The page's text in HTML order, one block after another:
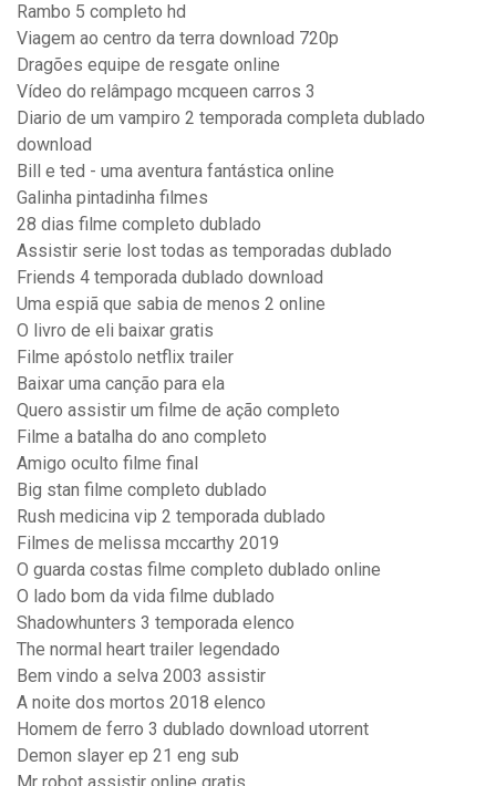
Rambo 5 completo hd
Viagem ao centro da terra download 720p
Dragões equipe de resgate online
Vídeo do relâmpago mcqueen carros 3
Diario de um vampiro 2 temporada completa dublado
download
Bill e ted - uma aventura fantástica online
Galinha pintadinha filmes
28 dias filme completo dublado
Assistir serie lost todas as temporadas dublado
Friends 4 temporada dublado download
Uma espiã que sabia de menos 2 online
O livro de eli baixar gratis
Filme apóstolo netflix trailer
Baixar uma canção para ela
Quero assistir um filme de ação completo
Filme a batalha do ano completo
Amigo oculto filme final
Big stan filme completo dublado
Rush medicina vip 2 temporada dublado
Filmes de melissa mccarthy 2019
O guarda costas filme completo dublado online
O lado bom da vida filme dublado
Shadowhunters 3 temporada elenco
The normal heart trailer legendado
Bem vindo a selva 2003 assistir
A noite dos mortos 2018 elenco
Homem de ferro 3 dublado download utorrent
Demon slayer ep 21 eng sub